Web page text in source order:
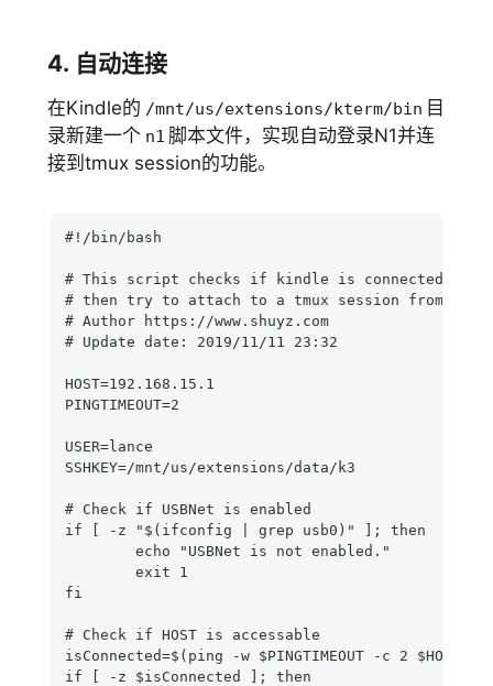
4. 自动连接
在Kindle的 /mnt/us/extensions/kterm/bin 目
录新建一个 n1 脚本文件，实现自动登录N1并连
接到tmux session的功能。
#!/bin/bash
# This script checks if kindle is connected to a
# then try to attach to a tmux session from the
# Author https://www.shuyz.com
# Update date: 2019/11/11 23:32
HOST=192.168.15.1
PINGTIMEOUT=2
USER=lance
SSHKEY=/mnt/us/extensions/data/k3
# Check if USBNet is enabled
if [ -z "$(ifconfig | grep usb0)" ]; then
	echo "USBNet is not enabled."
	exit 1
fi
# Check if HOST is accessable
isConnected=$(ping -w $PINGTIMEOUT -c 2
if [ -z $isConnected ]; then